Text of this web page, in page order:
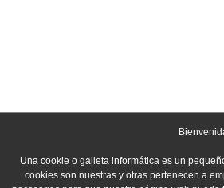
Una cookie o galleta informática es un
cookies son nuestras y otras pertenecen a